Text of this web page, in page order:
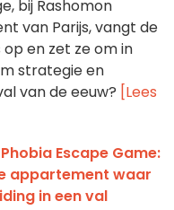
bij Rashomon
van Parijs, vangt de
en zet ze om in
strategie en
van de eeuw? [Lees
Escape Game:
appartement waar
in een val